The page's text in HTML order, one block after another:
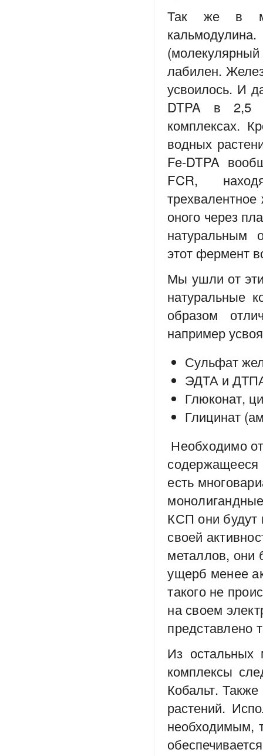
Так же в
лабилен.
усвоилось. И
DTPA в 2,5
комплексах.
водных
Fe-DTPA
FCR,
оного через
натуральным
этот фермент
Мы ушли от
натуральные
образом
например
Сульфат
ЭДТА и
Глюконат,
Глицинат
Необходимо
содержащееся
есть
КСП они будут
своей
металлов, они
ущерб менее
такого не
на своем
представлено
Из остальных
комплексы
Кобальт.
растений.
необходимым,